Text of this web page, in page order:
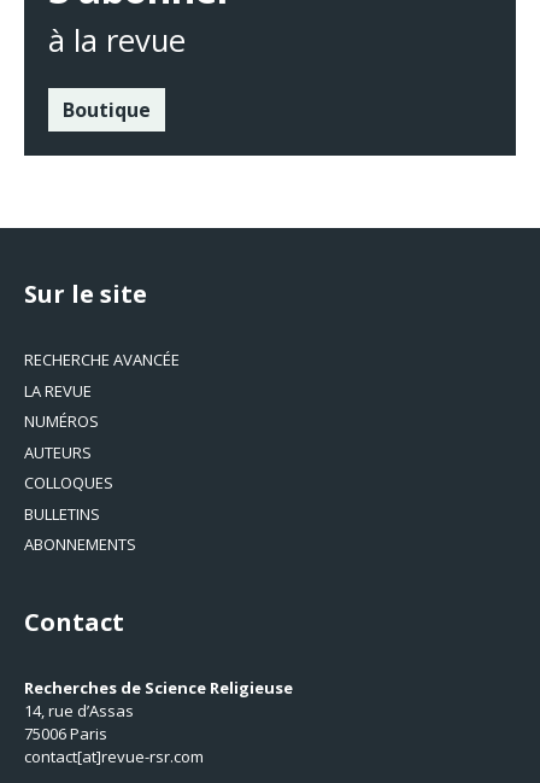
à la revue
Boutique
Sur le site
RECHERCHE AVANCÉE
LA REVUE
NUMÉROS
AUTEURS
COLLOQUES
BULLETINS
ABONNEMENTS
Contact
Recherches de Science Religieuse
14, rue d’Assas
75006 Paris
contact[at]revue-rsr.com